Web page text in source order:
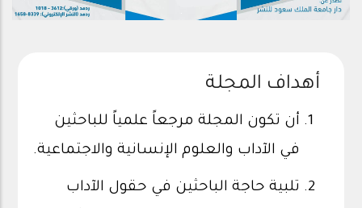
أهداف المجلة
أن تكون المجلة مرجعاً علمياً للباحثين
في الآداب والعلوم الإنسانية والاجتماعية.
تلبية حاجة الباحثين في حقول الآداب